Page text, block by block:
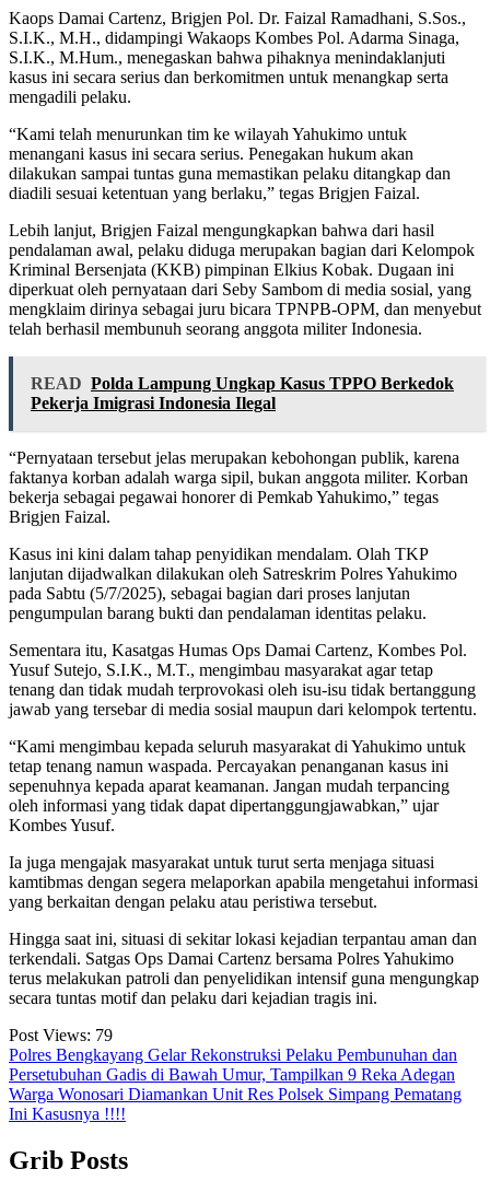
Kaops Damai Cartenz, Brigjen Pol. Dr. Faizal Ramadhani, S.Sos.,
S.I.K., M.H., didampingi Wakaops Kombes Pol. Adarma Sinaga,
S.I.K., M.Hum., menegaskan bahwa pihaknya menindaklanjuti
kasus ini secara serius dan berkomitmen untuk menangkap serta
mengadili pelaku.
“Kami telah menurunkan tim ke wilayah Yahukimo untuk
menangani kasus ini secara serius. Penegakan hukum akan
dilakukan sampai tuntas guna memastikan pelaku ditangkap dan
diadili sesuai ketentuan yang berlaku,” tegas Brigjen Faizal.
Lebih lanjut, Brigjen Faizal mengungkapkan bahwa dari hasil
pendalaman awal, pelaku diduga merupakan bagian dari Kelompok
Kriminal Bersenjata (KKB) pimpinan Elkius Kobak. Dugaan ini
diperkuat oleh pernyataan dari Seby Sambom di media sosial, yang
mengklaim dirinya sebagai juru bicara TPNPB-OPM, dan menyebut
telah berhasil membunuh seorang anggota militer Indonesia.
READ Polda Lampung Ungkap Kasus TPPO Berkedok
Pekerja Imigrasi Indonesia Ilegal
“Pernyataan tersebut jelas merupakan kebohongan publik, karena
faktanya korban adalah warga sipil, bukan anggota militer. Korban
bekerja sebagai pegawai honorer di Pemkab Yahukimo,” tegas
Brigjen Faizal.
Kasus ini kini dalam tahap penyidikan mendalam. Olah TKP
lanjutan dijadwalkan dilakukan oleh Satreskrim Polres Yahukimo
pada Sabtu (5/7/2025), sebagai bagian dari proses lanjutan
pengumpulan barang bukti dan pendalaman identitas pelaku.
Sementara itu, Kasatgas Humas Ops Damai Cartenz, Kombes Pol.
Yusuf Sutejo, S.I.K., M.T., mengimbau masyarakat agar tetap
tenang dan tidak mudah terprovokasi oleh isu-isu tidak bertanggung
jawab yang tersebar di media sosial maupun dari kelompok tertentu.
“Kami mengimbau kepada seluruh masyarakat di Yahukimo untuk
tetap tenang namun waspada. Percayakan penanganan kasus ini
sepenuhnya kepada aparat keamanan. Jangan mudah terpancing
oleh informasi yang tidak dapat dipertanggungjawabkan,” ujar
Kombes Yusuf.
Ia juga mengajak masyarakat untuk turut serta menjaga situasi
kamtibmas dengan segera melaporkan apabila mengetahui informasi
yang berkaitan dengan pelaku atau peristiwa tersebut.
Hingga saat ini, situasi di sekitar lokasi kejadian terpantau aman dan
terkendali. Satgas Ops Damai Cartenz bersama Polres Yahukimo
terus melakukan patroli dan penyelidikan intensif guna mengungkap
secara tuntas motif dan pelaku dari kejadian tragis ini.
Post Views: 79
Navigasi
pos
Polres Bengkayang Gelar Rekonstruksi Pelaku Pembunuhan dan
Persetubuhan Gadis di Bawah Umur, Tampilkan 9 Reka Adegan
Warga Wonosari Diamankan Unit Res Polsek Simpang Pematang
Ini Kasusnya !!!!
Grib Posts